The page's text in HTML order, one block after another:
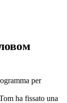
per
ha fissato una